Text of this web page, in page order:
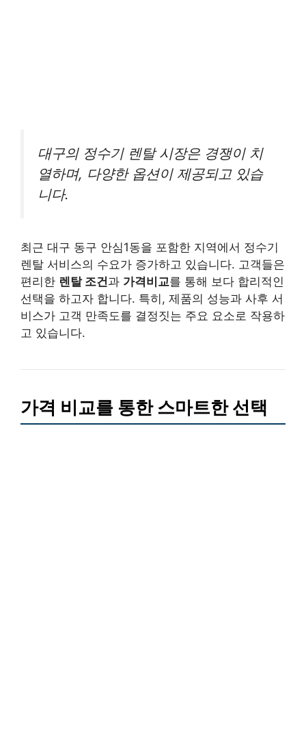
대구의 정수기 렌탈 시장은 경쟁이 치
열하며, 다양한 옵션이 제공되고 있습
니다.
최근 대구 동구 안심1동을 포함한 지역에서 정수기
렌탈 서비스의 수요가 증가하고 있습니다. 고객들은
편리한 렌탈 조건과 가격비교를 통해 보다 합리적인
선택을 하고자 합니다. 특히, 제품의 성능과 사후 서
비스가 고객 만족도를 결정짓는 주요 요소로 작용하
고 있습니다.
가격 비교를 통한 스마트한 선택